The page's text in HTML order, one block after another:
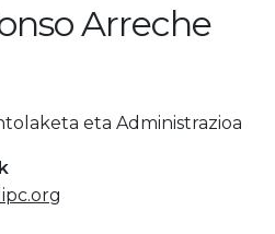
Arreche
eta Administrazioa